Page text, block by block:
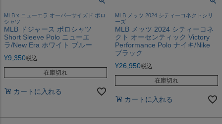
MLB x ニューエラ オーバーサイズド ポロ
シャツ
MLB ドジャース ポロシャツ
Short Sleeve Polo ニューエ
ラ/New Era ホワイト ブルー
¥9,350税込
在庫切れ
カートに入れる
MLB メッツ 2024 シティーコネクトシリ
ーズ
MLB メッツ 2024 シティーコネ
クト オーセンティック Victory
Performance Polo ナイキ/Nike
ブラック
¥26,950税込
在庫切れ
カートに入れる